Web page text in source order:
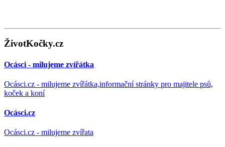
ŽivotKočky.cz
Ocásci - milujeme zvířátka
Ocásci.cz - milujeme zvířátka,informační stránky pro majitele psů,
koček a koní
Ocásci.cz
Ocásci.cz - milujeme zvířata